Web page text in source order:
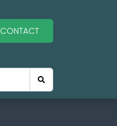
CONTACT